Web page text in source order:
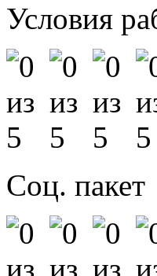
Условия
Соц. пакет